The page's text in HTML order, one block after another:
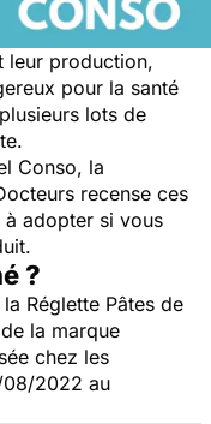
leur production,
pour la santé
lots de
Conso, la
recense ces
adopter si vous
?
Réglette Pâtes de
la marque
chez les
08/2022 au